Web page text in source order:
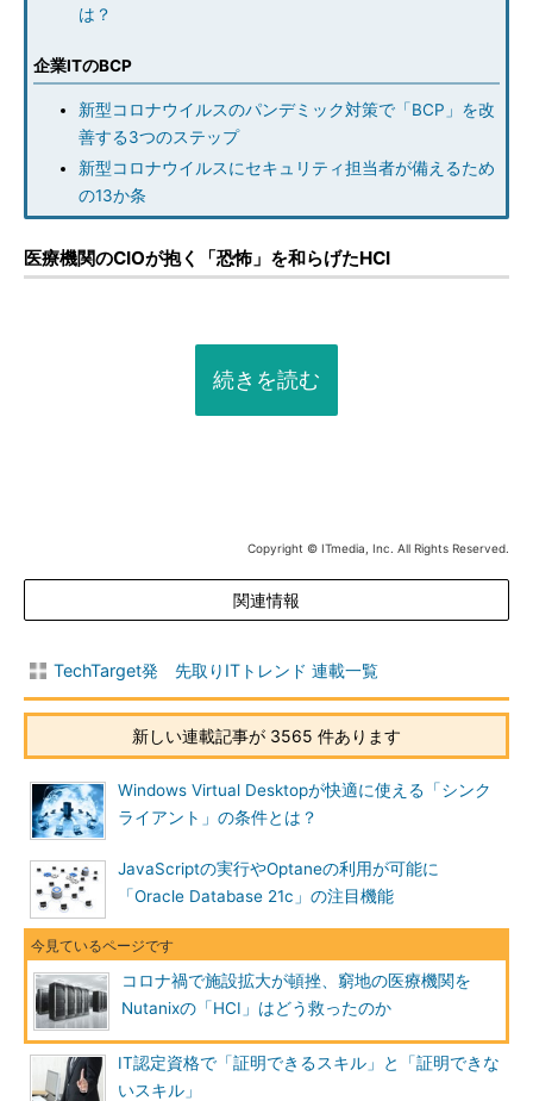
は？
企業ITのBCP
新型コロナウイルスのパンデミック対策で「BCP」を改
善する3つのステップ
新型コロナウイルスにセキュリティ担当者が備えるため
の13か条
医療機関のCIOが抱く「恐怖」を和らげたHCI
続きを読む
Copyright © ITmedia, Inc. All Rights Reserved.
関連情報
TechTarget発 先取りITトレンド 連載一覧
新しい連載記事が 3565 件あります
Windows Virtual Desktopが快適に使える「シンク
ライアント」の条件とは？
JavaScriptの実行やOptaneの利用が可能に
「Oracle Database 21c」の注目機能
コロナ禍で施設拡大が頓挫、窮地の医療機関を
Nutanixの「HCI」はどう救ったのか
IT認定資格で「証明できるスキル」と「証明できな
いスキル」